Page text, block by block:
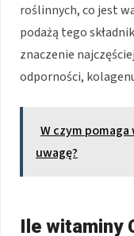
roślinnych, co jest
podażą tego
znaczenie
odporności,
W czym
uwagę?
Ile witaminy